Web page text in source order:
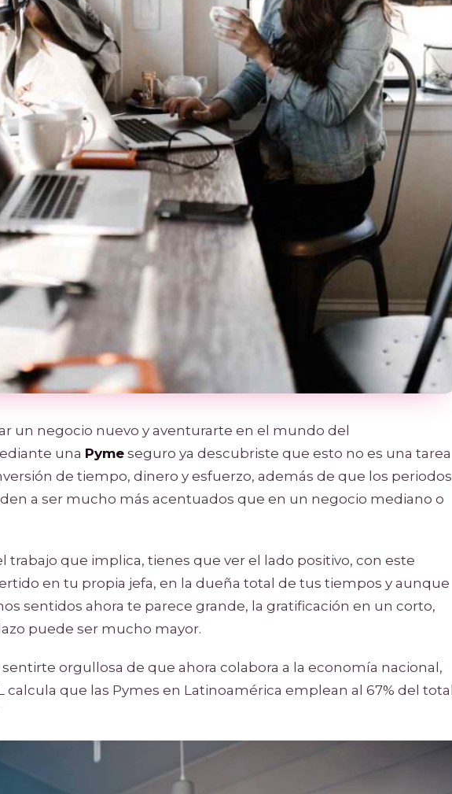
un negocio nuevo y aventurarte en el mundo del
una Pyme seguro ya descubriste que esto no es una tarea
de tiempo, dinero y esfuerzo, además de que los periodos
a ser mucho más acentuados que en un negocio mediano o
trabajo que implica, tienes que ver el lado positivo, con este
en tu propia jefa, en la dueña total de tus tiempos y aunque
sentidos ahora te parece grande, la gratificación en un corto,
puede ser mucho mayor.
orgullosa de que ahora colabora a la economía nacional,
calcula que las Pymes en Latinoamérica emplean al 67% del total